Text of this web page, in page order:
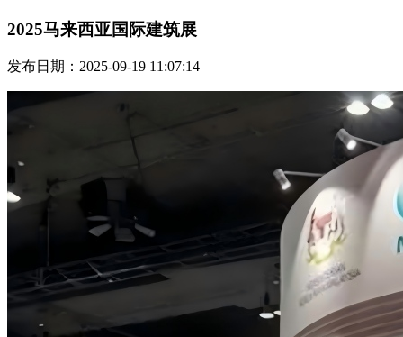
2025马来西亚国际建筑展
发布日期：2025-09-19 11:07:14